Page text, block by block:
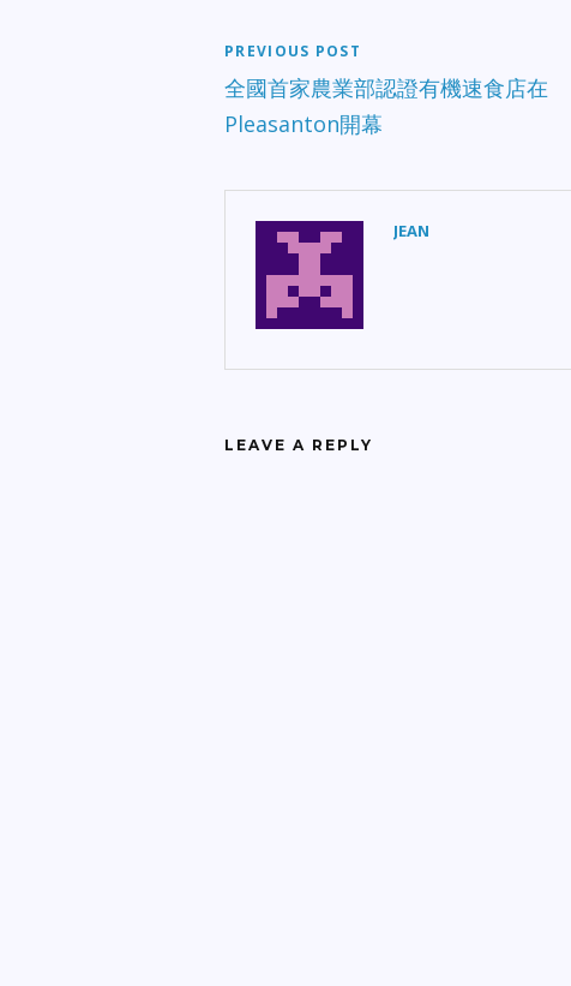
PREVIOUS POST
全國首家農業部認證有機速食店在
Pleasanton開幕
JEAN
LEAVE A REPLY